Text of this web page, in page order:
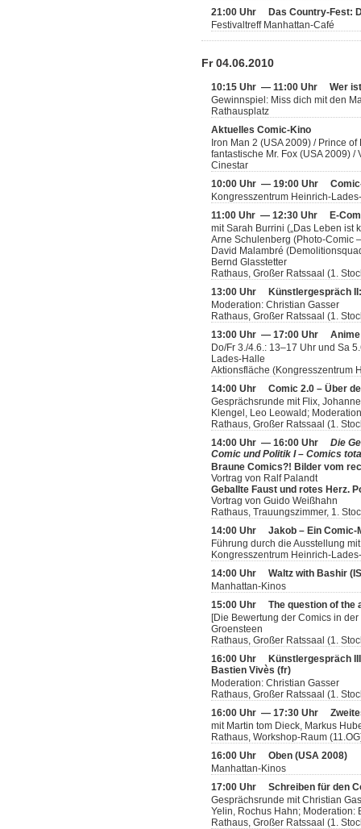
21:00 Uhr
Das Country-Fest:
Festivaltreff Manhattan-Café
Fr 04.06.2010
10:15 Uhr — 11:00 Uhr Wer
Gewinnspiel: Miss dich mit den
Rathausplatz
Aktuelles Comic-Kino
Iron Man 2 (USA 2009) / Prince
fantastische Mr. Fox (USA 2009)
Cinestar
10:00 Uhr — 19:00 Uhr
Kongresszentrum Heinrich-
11:00 Uhr — 12:30 Uhr
E-
mit Sarah Burrini („Das Leben ist
Arne Schulenberg (Photo-Comic
David Malambré
Bernd Glasstetter
Rathaus, Großer Ratssaal (1.
13:00 Uhr
Künstlergespräch
Moderation: Christian Gasser
Rathaus, Großer Ratssaal (1.
13:00 Uhr — 17:00 Uhr
Do/Fr 3./4.6.: 13–17 Uhr und Sa
Lades-Halle
Aktionsfläche (Kongresszentrum
14:00 Uhr Comic 2.0 – Über
Gesprächsrunde mit Flix,
Klengel, Leo Leowald;
Rathaus, Großer Ratssaal (1.
14:00 Uhr — 16:00 Uhr Die
Comic und Politik I – Comics
Braune Comics?! Bilder vom
Vortrag von Ralf Palandt
Geballte Faust und rotes Herz.
Vortrag von Guido Weißhahn
Rathaus, Trauungszimmer, 1.
14:00 Uhr Jakob – Ein Comic-
Führung durch die Ausstellung
Kongresszentrum Heinrich-
14:00 Uhr Waltz with Bashir
Manhattan-Kinos
15:00 Uhr The question of the
[Die Bewertung der Comics in
Groensteen
Rathaus, Großer Ratssaal (1.
16:00 Uhr
Künstlergespräch
Bastien Vivès (fr)
Moderation: Christian Gasser
Rathaus, Großer Ratssaal (1.
16:00 Uhr — 17:30 Uhr
mit Martin tom Dieck, Markus
Rathaus, Workshop-Raum
16:00 Uhr Oben (USA 2008)
Manhattan-Kinos
17:00 Uhr Schreiben für den
Gesprächsrunde mit Christian
Yelin, Rochus Hahn; Moderation:
Rathaus, Großer Ratssaal (1.